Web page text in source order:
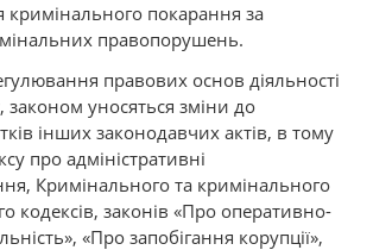
кримінального покарання за
правопорушень.
правових основ діяльності
законом уносяться зміни до
інших законодавчих актів, в тому
про адміністративні
Кримінального та кримінального
кодексів, законів «Про оперативно-
«Про запобігання корупції»,